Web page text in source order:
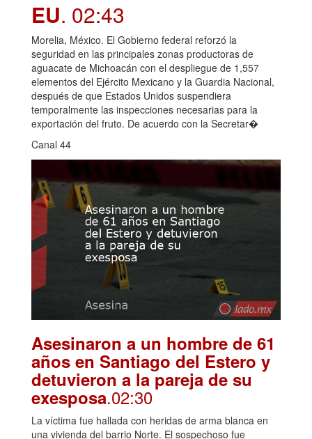
EU. 02:43
Morelia, México. El Gobierno federal reforzó la
seguridad en las principales zonas productoras de
aguacate de Michoacán con el despliegue de 1,557
elementos del Ejército Mexicano y la Guardia Nacional,
después de que Estados Unidos suspendiera
temporalmente las inspecciones necesarias para la
exportación del fruto. De acuerdo con la Secretar�
Canal 44
Asesinaron a un hombre de 61
años en Santiago del Estero y
detuvieron a la pareja de su
exesposa.02:30
La víctima fue hallada con heridas de arma blanca en
una vivienda del barrio Norte. El sospechoso fue